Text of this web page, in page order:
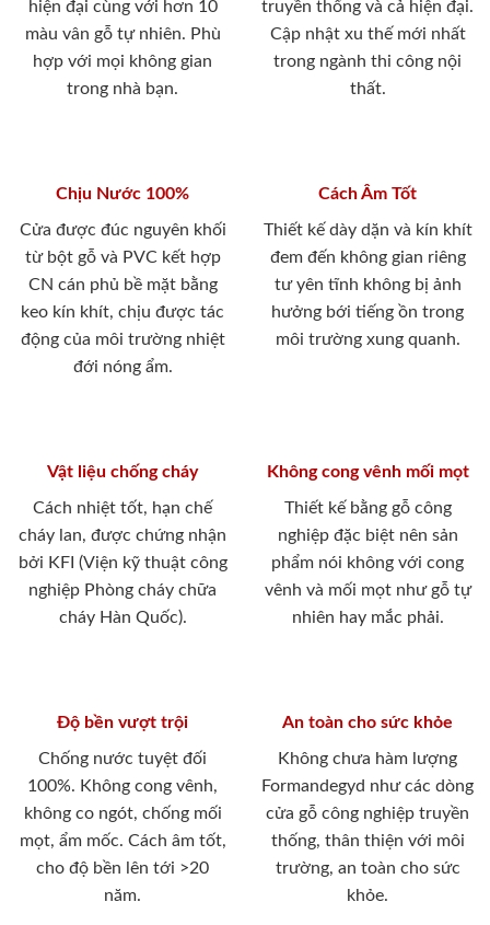
hiện đại cùng với hơn 10
màu vân gỗ tự nhiên. Phù
hợp với mọi không gian
trong nhà bạn.
truyền thống và cả hiện đại.
Cập nhật xu thế mới nhất
trong ngành thi công nội
thất.
Chịu Nước 100%
Cửa được đúc nguyên khối
từ bột gỗ và PVC kết hợp
CN cán phủ bề mặt bằng
keo kín khít, chịu được tác
động của môi trường nhiệt
đới nóng ẩm.
Cách Âm Tốt
Thiết kế dày dặn và kín khít
đem đến không gian riêng
tư yên tĩnh không bị ảnh
hưởng bới tiếng ồn trong
môi trường xung quanh.
Vật liệu chống cháy
Cách nhiệt tốt, hạn chế
cháy lan, được chứng nhận
bởi KFI (Viện kỹ thuật công
nghiệp Phòng cháy chữa
cháy Hàn Quốc).
Không cong vênh mối mọt
Thiết kế bằng gỗ công
nghiệp đặc biệt nên sản
phẩm nói không với cong
vênh và mối mọt như gỗ tự
nhiên hay mắc phải.
Độ bền vượt trội
Chống nước tuyệt đối
100%. Không cong vênh,
không co ngót, chống mối
mọt, ẩm mốc. Cách âm tốt,
cho độ bền lên tới >20
năm.
An toàn cho sức khỏe
Không chưa hàm lượng
Formandegyd như các dòng
cửa gỗ công nghiệp truyền
thống, thân thiện với môi
trường, an toàn cho sức
khỏe.